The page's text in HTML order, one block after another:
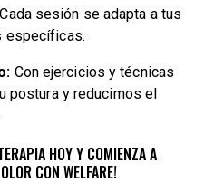
Cada sesión se adapta a tus
específicas.
Con ejercicios y técnicas
postura y reducimos el
HOY Y COMIENZA A
CON WELFARE!